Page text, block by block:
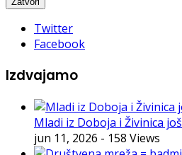
Twitter
Facebook
Izdvajamo
Mladi iz Doboja i Živinica još
jun 11, 2026 - 158 Views